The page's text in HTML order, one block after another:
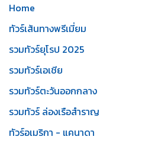
Home
ทัวร์เส้นทางพรีเมี่ยม
รวมทัวร์ยุโรป 2025
รวมทัวร์เอเชีย
รวมทัวร์ตะวันออกกลาง
รวมทัวร์ ล่องเรือสำราญ
ทัวร์อเมริกา - แคนาดา